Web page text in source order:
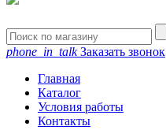
phone_in_talkЗаказать звонок
Главная
Каталог
Условия работы
Контакты